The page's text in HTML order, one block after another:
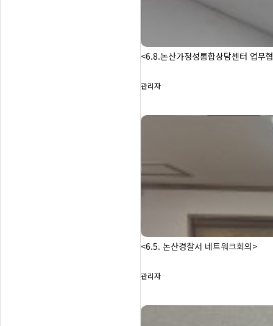
<6.8.논산가정성통합상담센터 업무
관리자
<6.5. 논산경찰서 네트워크회의>
관리자